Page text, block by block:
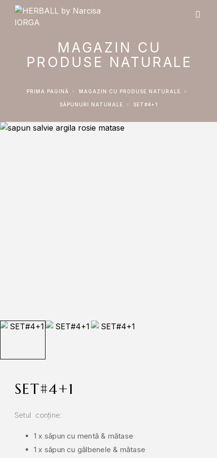
MAGAZIN CU
PRODUSE NATURALE
PRIMA PAGINĂ MAGAZIN CU PRODUSE NATURALE
SĂPUNURI NATURALE SET#4+1
SET#4+1
Setul conține:
1 x săpun cu mentă & mătase
1 x săpun cu gălbenele & mătase